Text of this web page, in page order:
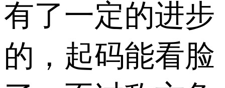
有了一定的进步
的，起码能看脸